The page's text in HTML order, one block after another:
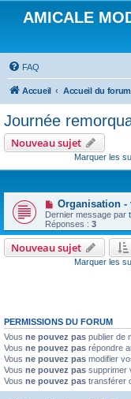
AMICALE
FAQ
Accueil Accueil du forum
Journée
Nouveau sujet
Marquer les
Organisation -
Dernier message par
Réponses : 3
Nouveau sujet
Marquer les
PERMISSIONS DU FORUM
Vous ne pouvez pas publier de
Vous ne pouvez pas répondre
Vous ne pouvez pas modifier
Vous ne pouvez pas supprimer
Vous ne pouvez pas transférer